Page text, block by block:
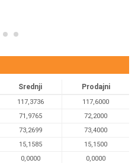
Srednji Prodajni
117,3736
117,6000
71,9765
72,2000
73,2699
73,4000
15,1585
15,1500
0,0000
0,0000